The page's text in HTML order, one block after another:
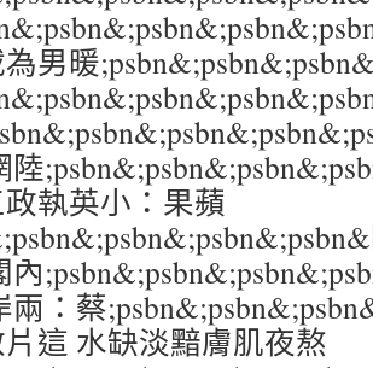
男暖
陸
政執英小：果蘋
內
兩：蔡
這 水缺淡黯膚肌夜熬